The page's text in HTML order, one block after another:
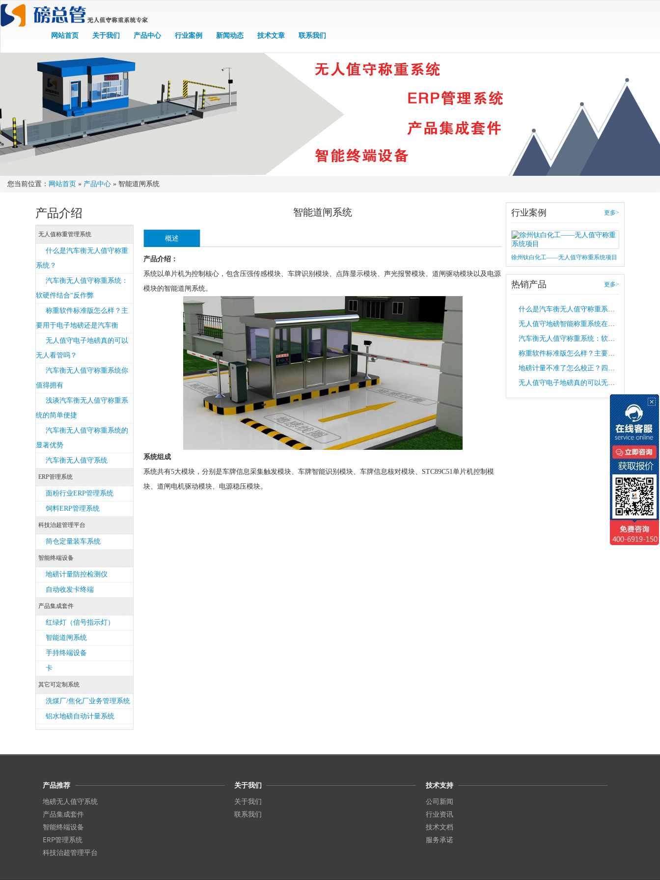
网站首页 关于我们 产品中心 行业案例 新闻动态 技术文章 联系我们
您当前位置： 网站首页 » 产品中心 » 智能道闸系统
产品介绍
无人值称重管理系统
什么是汽车衡无人值守称重
系统？
汽车衡无人值守称重系统：
软硬件结合“反作弊
称重软件标准版怎么样？主
要用于电子地磅还是汽车衡
无人值守电子地磅真的可以
无人看管吗？
汽车衡无人值守称重系统你
值得拥有
浅谈汽车衡无人值守称重系
统的简单便捷
汽车衡无人值守称重系统的
显著优势
汽车衡无人值守系统
ERP管理系统
面粉行业ERP管理系统
饲料ERP管理系统
科技治超管理平台
筒仓定量装车系统
智能终端设备
地磅计量防控检测仪
自动收发卡终端
产品集成套件
红绿灯（信号指示灯）
智能道闸系统
手持终端设备
卡
其它可定制系统
洗煤厂/焦化厂业务管理系统
铝水地磅自动计量系统
智能道闸系统
概述
产品介绍：
系统以单片机为控制核心，包含压强传感模块、车牌识别模块、点阵显示模块、声光报警模块、道闸驱动模块以及电源
模块的智能道闸系统。
系统组成
系统共有5大模块，分别是车牌信息采集触发模块、车牌智能识别模块、车牌信息核对模块、STC89C51单片机控制模
块、道闸电机驱动模块、电源稳压模块。
更多>
行业案例
徐州钛白化工——无人值守称重系统项目
更多>
热销产品
什么是汽车衡无人值守称重系统？
无人值守地磅智能称重系统在哪些行业应用？
汽车衡无人值守称重系统：软硬件结合“反作弊
称重软件标准版怎么样？主要用于电子地磅还是汽车衡
地磅计量不准了怎么校正？四个小妙招解决计量不准基本问题
无人值守电子地磅真的可以无人看管吗？
产品推荐
地磅无人值守系统
产品集成套件
智能终端设备
ERP管理系统
科技治超管理平台
关于我们
关于我们
联系我们
技术支持
公司新闻
行业资讯
技术文档
服务承诺